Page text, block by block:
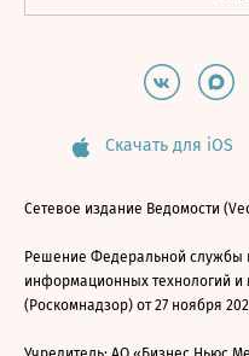
Скачать для iOS
Сетевое издание Ведомости
Решение Федеральной службы
информационных технологий и
(Роскомнадзор) от 27 ноября